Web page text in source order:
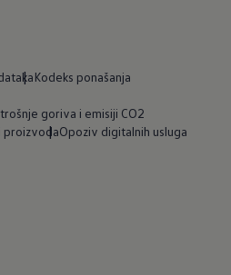
Kodeks ponašanja
goriva i emisiji CO2
proizvodaOpoziv digitalnih usluga